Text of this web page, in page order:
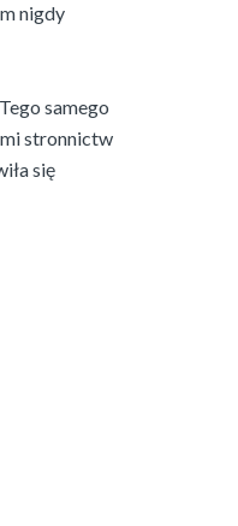
nigdy
samego
stronnictw
się